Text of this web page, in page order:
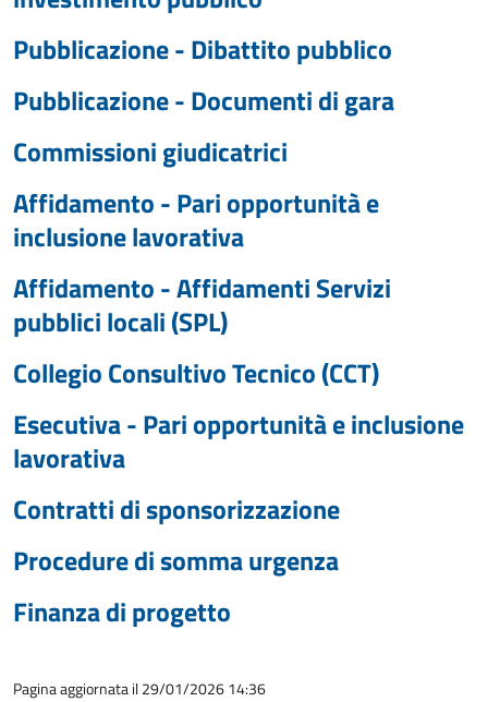
Pubblicazione - Dibattito pubblico
Pubblicazione - Documenti di gara
Commissioni giudicatrici
Affidamento - Pari opportunità e
inclusione lavorativa
Affidamento - Affidamenti Servizi
pubblici locali (SPL)
Collegio Consultivo Tecnico (CCT)
Esecutiva - Pari opportunità e inclusione
lavorativa
Contratti di sponsorizzazione
Procedure di somma urgenza
Finanza di progetto
Pagina aggiornata il 29/01/2026 14:36